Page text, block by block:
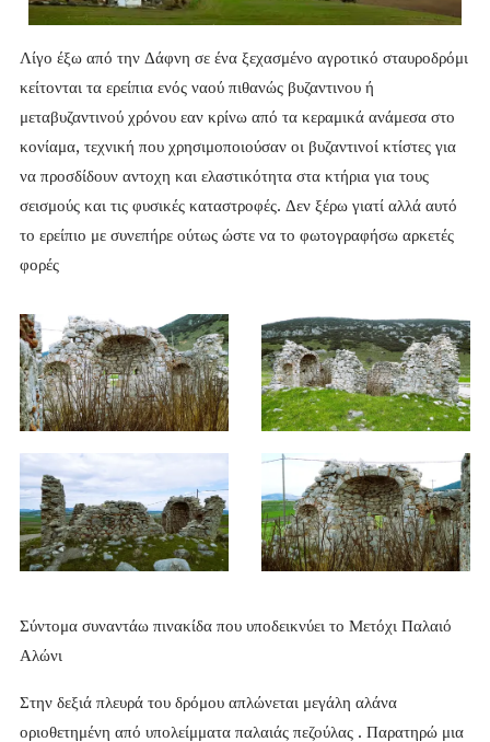
Λίγο έξω από την Δάφνη σε ένα ξεχασμένο αγροτικό σταυροδρόμι
κείτονται τα ερείπια ενός ναού πιθανώς βυζαντινου ή
μεταβυζαντινού χρόνου εαν κρίνω από τα κεραμικά ανάμεσα στο
κονίαμα, τεχνική που χρησιμοποιούσαν οι βυζαντινοί κτίστες για
να προσδίδουν αντοχη και ελαστικότητα στα κτήρια για τους
σεισμούς και τις φυσικές καταστροφές. Δεν ξέρω γιατί αλλά αυτό
το ερείπιο με συνεπήρε ούτως ώστε να το φωτογραφήσω αρκετές
φορές
Σύντομα συναντάω πινακίδα που υποδεικνύει το Μετόχι Παλαιό
Αλώνι
Στην δεξιά πλευρά του δρόμου απλώνεται μεγάλη αλάνα
οριοθετημένη από υπολείμματα παλαιάς πεζούλας . Παρατηρώ μια